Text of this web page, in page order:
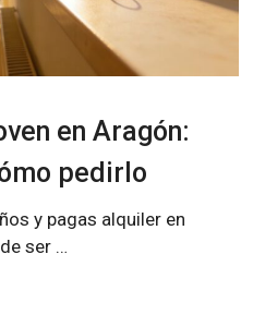
en Aragón:
pedirlo
y pagas alquiler en
ser …